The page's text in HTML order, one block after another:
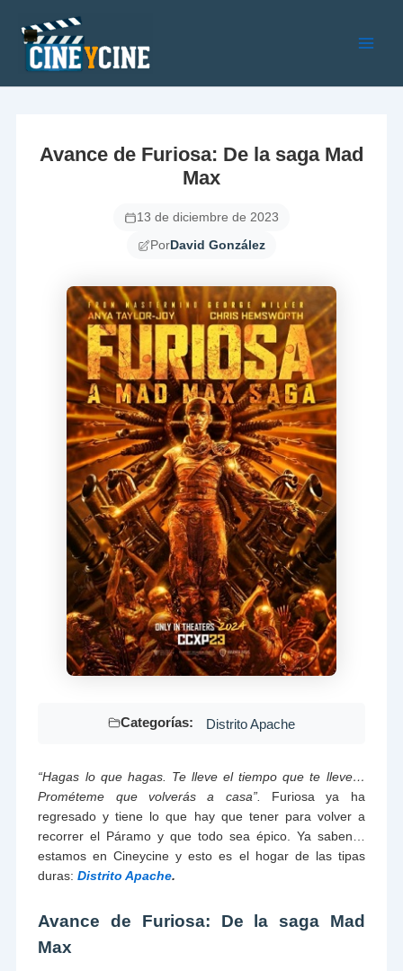
contenido
Avance de Furiosa: De la saga Mad
Max
13 de diciembre de 2023
PorDavid González
Categorías: Distrito Apache
“Hagas lo que hagas. Te lleve el tiempo que te lleve…
Prométeme que volverás a casa”.
Furiosa ya ha
regresado y tiene lo que hay que tener para volver a
recorrer el Páramo y que todo sea épico. Ya saben…
estamos en Cineycine y esto es el hogar de las tipas
duras:Distrito Apache.
Avance de Furiosa: De la saga Mad
Max